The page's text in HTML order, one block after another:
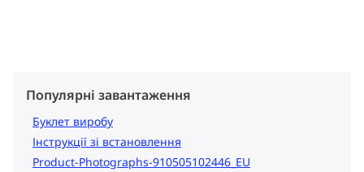
Популярні завантаження
Буклет виробу
Інструкції зі встановлення
Product-Photographs-910505102446_EU